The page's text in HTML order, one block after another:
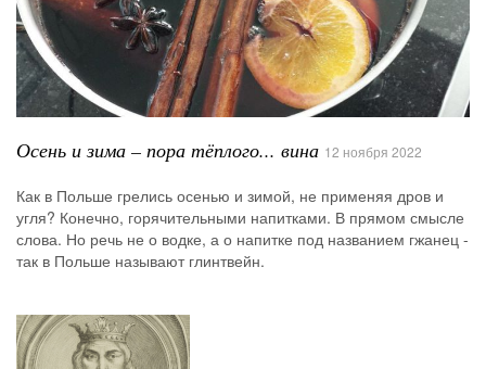
Осень и зима – пора тёплого... вина 12 ноября 2022
Как в Польше грелись осенью и зимой, не применяя дров и
угля? Конечно, горячительными напитками. В прямом смысле
слова. Но речь не о водке, а о напитке под названием гжанец -
так в Польше называют глинтвейн.